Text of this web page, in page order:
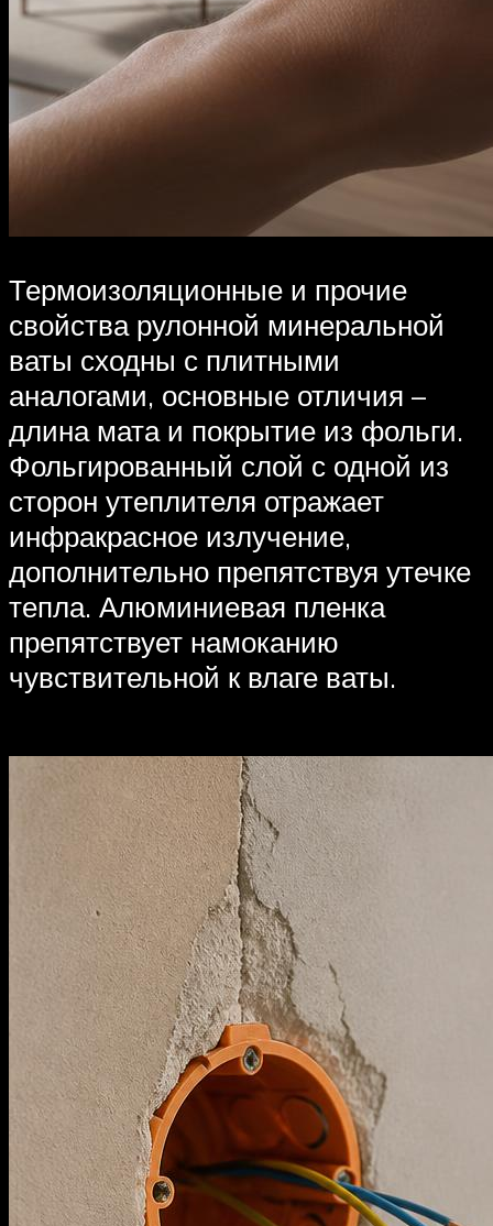
Термоизоляционные и прочие
свойства рулонной минеральной
ваты сходны с плитными
аналогами, основные отличия –
длина мата и покрытие из фольги.
Фольгированный слой с одной из
сторон утеплителя отражает
инфракрасное излучение,
дополнительно препятствуя утечке
тепла. Алюминиевая пленка
препятствует намоканию
чувствительной к влаге ваты.